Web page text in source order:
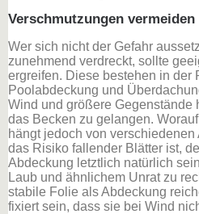
Verschmutzungen vermeiden
Wer sich nicht der Gefahr
zunehmend verdreckt, sollte
ergreifen. Diese bestehen in der
Poolabdeckung und
Wind und größere Gegenstände
das Becken zu gelangen.
hängt jedoch von
das Risiko fallender Blätter ist,
Abdeckung letztlich natürlich
Laub und ähnlichem Unrat zu
stabile Folie als Abdeckung
fixiert sein, dass sie bei Wind